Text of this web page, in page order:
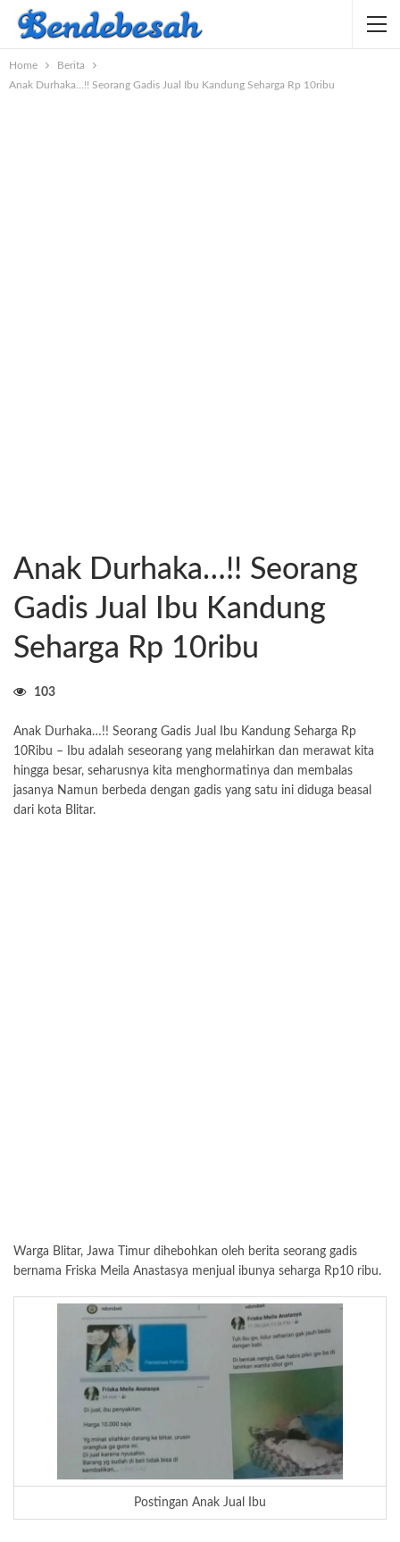
Home
Berita
Anak Durhaka…!! Seorang Gadis Jual Ibu Kandung Seharga Rp 10ribu
Anak Durhaka…!! Seorang
Gadis Jual Ibu Kandung
Seharga Rp 10ribu
103
Anak Durhaka…!! Seorang Gadis Jual Ibu Kandung Seharga Rp
10Ribu – Ibu adalah seseorang yang melahirkan dan merawat kita
hingga besar, seharusnya kita menghormatinya dan membalas
jasanya Namun berbeda dengan gadis yang satu ini diduga beasal
dari kota Blitar.
Warga Blitar, Jawa Timur dihebohkan oleh berita seorang gadis
bernama Friska Meila Anastasya menjual ibunya seharga Rp10 ribu.
Postingan Anak Jual Ibu